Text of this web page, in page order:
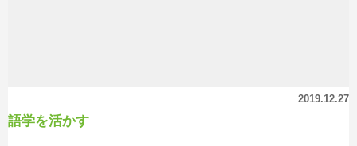
2019.12.27
語学を活かす